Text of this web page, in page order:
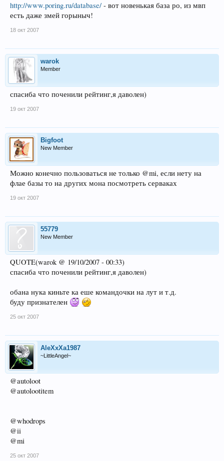
http://www.poring.ru/database/ - вот новенькая база ро, из мвп
есть даже змей горыныч!
18 окт 2007
warok
Member
спасиба что поченили рейтинг,я даволен)
19 окт 2007
Bigfoot
New Member
Можно конечно пользоваться не только @mi, если нету на
флае базы то на других мона посмотреть серваках
19 окт 2007
55779
New Member
QUOTE(warok @ 19/10/2007 - 00:33)
спасиба что поченили рейтинг,я даволен)
обана нука киньте ка еше командочки на лут и т.д.
буду признателен
25 окт 2007
AleXxXa1987
~LittleAngel~
@autoloot
@autolootitem
@whodrops
@ii
@mi
25 окт 2007